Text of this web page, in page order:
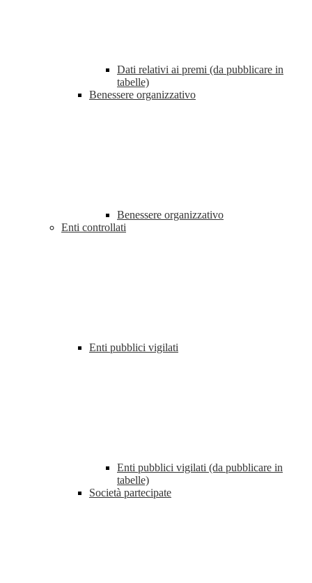
Dati relativi ai premi (da pubblicare in
tabelle)
Benessere organizzativo
Benessere organizzativo
Enti controllati
Enti pubblici vigilati
Enti pubblici vigilati (da pubblicare in
tabelle)
Società partecipate